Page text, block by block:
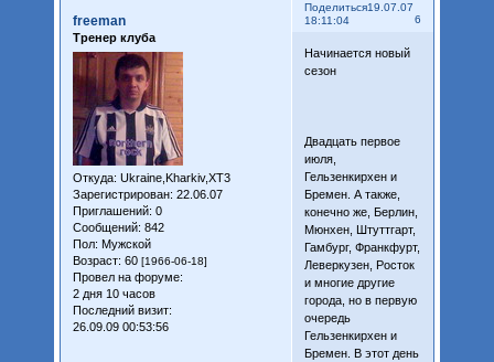
Поделиться
6
19.07.07
18:11:04
freeman
Тренер клуба
Откуда: Ukraine,Kharkiv,XT3
Зарегистрирован: 22.06.07
Приглашений: 0
Сообщений: 842
Пол: Мужской
Возраст: 60 [1966-06-18]
Провел на форуме:
2 дня 10 часов
Последний визит:
26.09.09 00:53:56
Начинается новый
сезон
Двадцать первое
июля,
Гельзенкирхен и
Бремен. А также,
конечно же, Берлин,
Мюнхен, Штуттгарт,
Гамбург, Франкфурт,
Леверкузен, Росток
и многие другие
города, но в первую
очередь
Гельзенкирхен и
Бремен. В этот день